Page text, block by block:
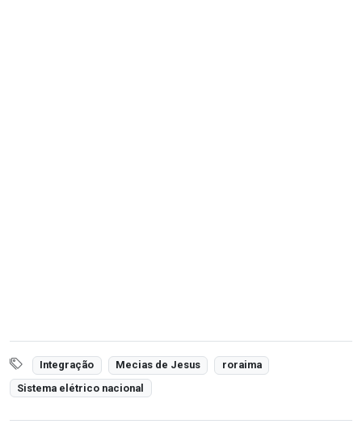
Integração Mecias de Jesus
roraima
Sistema elétrico nacional